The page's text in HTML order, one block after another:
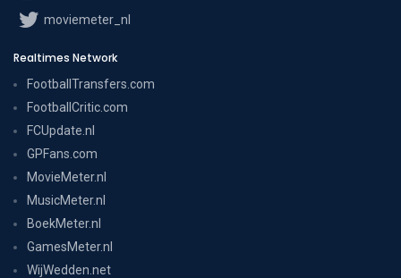
moviemeter_nl
Realtimes Network
FootballTransfers.com
FootballCritic.com
FCUpdate.nl
GPFans.com
MovieMeter.nl
MusicMeter.nl
BoekMeter.nl
GamesMeter.nl
WijWedden.net